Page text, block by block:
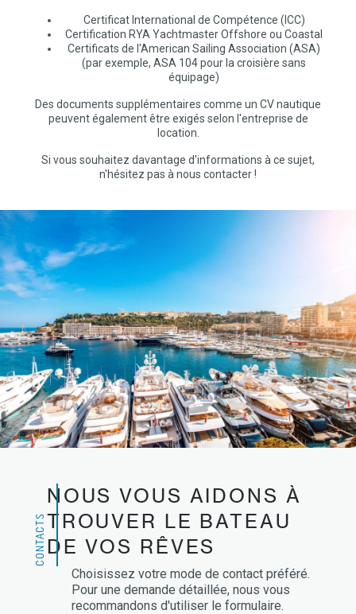
Certificat International de Compétence (ICC)
Certification RYA Yachtmaster Offshore ou Coastal
Certificats de l'American Sailing Association (ASA)
(par exemple, ASA 104 pour la croisière sans
équipage)
Des documents supplémentaires comme un CV nautique
peuvent également être exigés selon l'entreprise de
location.
Si vous souhaitez davantage d'informations à ce sujet,
n'hésitez pas à nous contacter !
CONTACTS
NOUS VOUS AIDONS À
TROUVER LE BATEAU
DE VOS RÊVES
Choisissez votre mode de contact préféré.
Pour une demande détaillée, nous vous
recommandons d'utiliser le formulaire.